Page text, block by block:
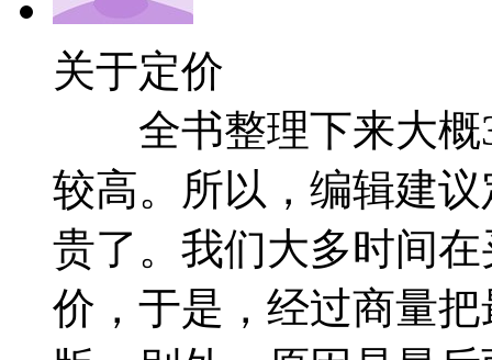
关于定价
全书整理下来大概
较高。所以，编辑建
贵了。我们大多时间
价，于是，经过商量